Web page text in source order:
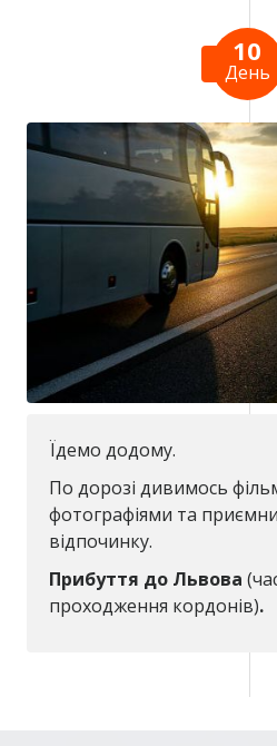
10
День
Їдемо додому.
По дорозі дивимось
фотографіями та
відпочинку.
Прибуття до Львова
проходження кордонів).